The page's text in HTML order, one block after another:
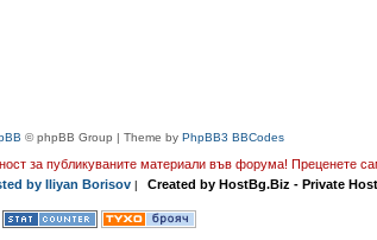
© phpBB Group | Theme by PhpBB3 BBCodes
за публикуваните материали във форума! Преценете
by Iliyan Borisov | Created by HostBg.Biz - Private